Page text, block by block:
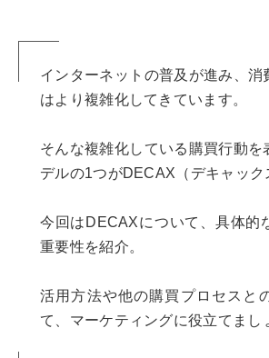
インターネットの普及が進み、消
はより複雑化してきています。
そんな複雑化している購買行動を
デルの1つがDECAX（デキャック
今回はDECAXについて、具体的
重要性を紹介。
活用方法や他の購買プロセスと
て、マーケティングに役立てまし